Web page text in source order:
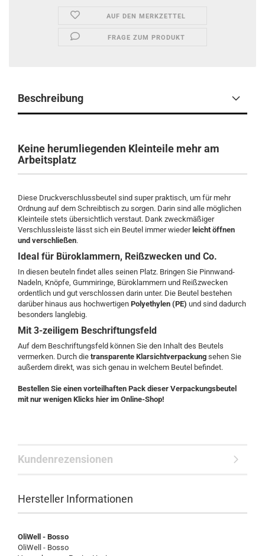
AUF DEN MERKZETTEL
FRAGE ZUM PRODUKT
Beschreibung
Keine herumliegenden Kleinteile mehr am
Arbeitsplatz
Diese Druckverschlussbeutel sind super praktisch, um für mehr
Ordnung auf dem Schreibtisch zu sorgen. Darin sind alle möglichen
Kleinteile stets übersichtlich verstaut. Dank zweckmäßiger
Verschlussleiste lässt sich ein Beutel immer wieder leicht öffnen
und verschließen.
Ideal für Büroklammern, Reißzwecken und Co.
In diesen beuteln findet alles seinen Platz. Bringen Sie Pinnwand-
Nadeln, Knöpfe, Gummiringe, Büroklammern und Reißzwecken
ordentlich und gut verschlossen darin unter. Die Beutel bestehen
darüber hinaus aus hochwertigen Polyethylen (PE) und sind dadurch
besonders langlebig.
Mit 3-zeiligem Beschriftungsfeld
Auf dem Beschriftungsfeld können Sie den Inhalt des Beutels
vermerken. Durch die transparente Klarsichtverpackung sehen Sie
außerdem direkt, was sich genau in welchem Beutel befindet.
Bestellen Sie einen vorteilhaften Pack dieser Verpackungsbeutel
mit nur wenigen Klicks hier im Online-Shop!
Kundenrezensionen
Hersteller Informationen
OliWell - Bosso
OliWell - Bosso